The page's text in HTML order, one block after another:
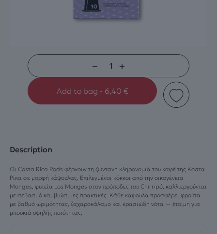
Description
Οι Costa Rica Pods φέρνουν τη ζωντανή κληρονομιά του καφέ της Κόστα
Ρίκα σε μορφή κάψουλας. Επιλεγμένοι κόκκοι από την οικογένεια
Monges, φυτεία Los Monges στον πρόποδες του Chirripó, καλλιεργούνται
με σεβασμό και βιώσιμες πρακτικές. Κάθε κάψουλα προσφέρει φρούτα
με βαθμό ωριμότητας, ζαχαροκάλαμο και κρασιώδη νότα — έτοιμη για
μπουκιά υψηλής ποιότητας.
Costa
Aluminum
Pods
Add to bag - 6,40 €